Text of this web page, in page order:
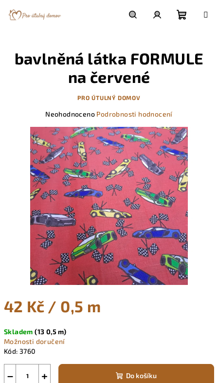
košík
42 Kč / 0,5 m
cena:
Skladem(13 0,5 m)
Možnosti doručení
Kód: 3760
+
− Do košíku
bavlněná látka FORMULE
na červené
PRO ÚTULNÝ DOMOV
Průměrné
produktu
je
0,0
z
5
hvězdiček.
Neohodnoceno Podrobnosti hodnocení